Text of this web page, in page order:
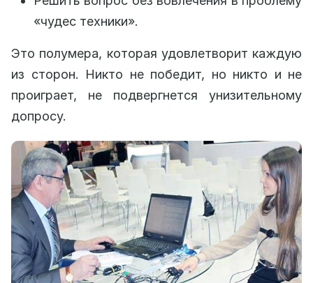
«чудес техники».
Это полумера, которая удовлетворит каждую
из сторон. Никто не победит, но никто и не
проиграет, не подвергнется унизительному
допросу.